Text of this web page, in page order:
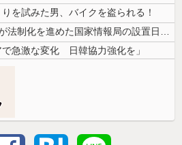
を試みた男、バイクを盗られる！
（ ´_ゝ`）中国「高市政権が法制化を進めた国家情報局の設置日が7月3...
急激な変化 日韓協力強化を」